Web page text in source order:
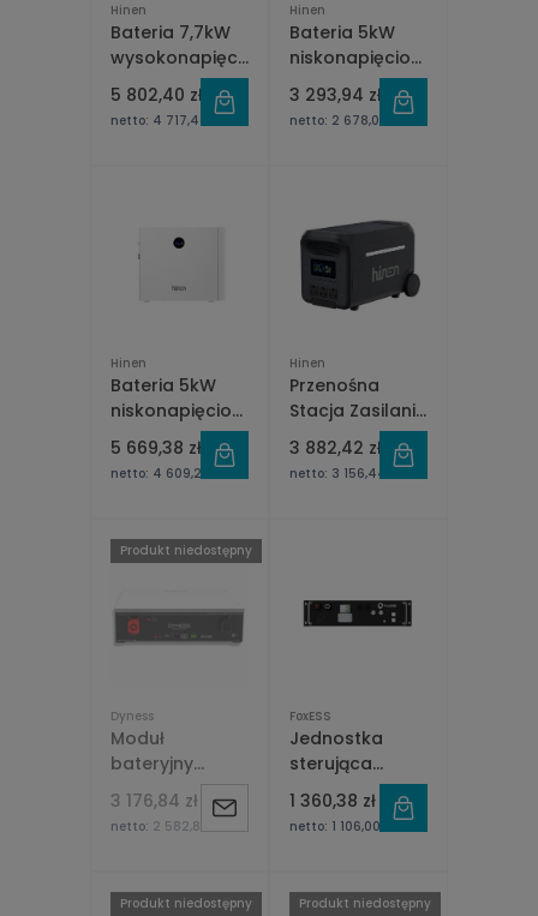
Hinen
Bateria 7,7kW
wysokonapięciowa
Hinen B7700M-
H
5 802,40 zł
netto: 4 717,40 zł
Hinen
Bateria 5kW
niskonapięciowa
Hinen B5000M
3 293,94 zł
netto: 2 678,00 zł
Hinen
Bateria 5kW
niskonapięciowa
Hinen B5000
5 669,38 zł
netto: 4 609,25 zł
Hinen
Przenośna
Stacja Zasilania
3000W - Hinen
PS3000
3 882,42 zł
netto: 3 156,44 zł
Dyness
Moduł
bateryjny
Dyness LV-
DL5.0C-EU
3 176,84 zł
netto: 2 582,80 zł
Produkt niedostępny
Powiadom
dostępności
FoxESS
Jednostka
sterująca
FoxEss BMS
MIRA
1 360,38 zł
netto: 1 106,00 zł
Produkt niedostępny Produkt niedostępny